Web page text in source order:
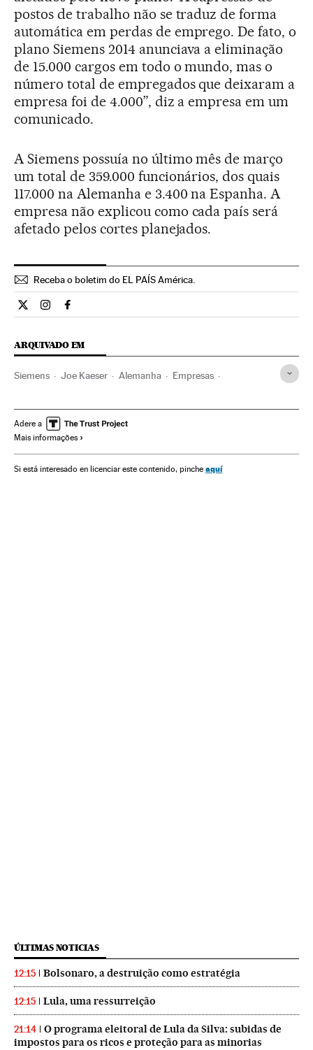
postos de trabalho não se traduz de forma
automática em perdas de emprego. De fato, o
plano Siemens 2014 anunciava a eliminação
de 15.000 cargos em todo o mundo, mas o
número total de empregados que deixaram a
empresa foi de 4.000”, diz a empresa em um
comunicado.
A Siemens possuía no último mês de março
um total de 359.000 funcionários, dos quais
117.000 na Alemanha e 3.400 na Espanha. A
empresa não explicou como cada país será
afetado pelos cortes planejados.
Receba o boletim do EL PAÍS América.
Economia El País Brasil en Twitter
Economia El País Brasil en Instagram
Economia El País Brasil en Facebook
ARQUIVADO EM
Siemens Joe Kaeser Alemanha Empresas
Adere a
Mais informações
Si está interesado en licenciar este contenido, pinche aquí
ÚLTIMAS NOTICIAS
12:15 Bolsonaro, a destruição como estratégia
12:15 Lula, uma ressurreição
21:14
O programa eleitoral de Lula da Silva: subidas de
impostos para os ricos e proteção para as minorias